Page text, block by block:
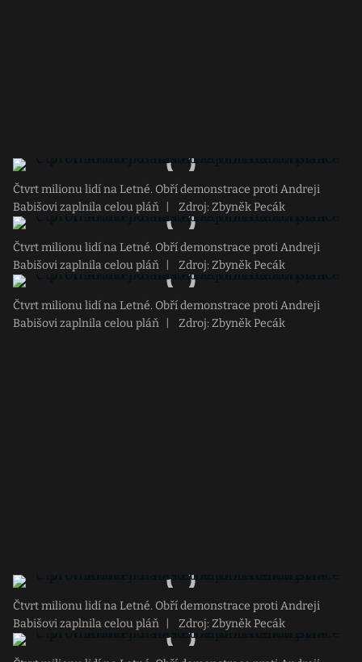
Čtvrt milionu lidí na Letné. Obří demonstrace proti Andreji
Babišovi zaplnila celou pláň
Zdroj: Zbyněk Pecák
Čtvrt milionu lidí na Letné. Obří demonstrace proti Andreji
Babišovi zaplnila celou pláň
Zdroj: Zbyněk Pecák
Čtvrt milionu lidí na Letné. Obří demonstrace proti Andreji
Babišovi zaplnila celou pláň
Zdroj: Zbyněk Pecák
Čtvrt milionu lidí na Letné. Obří demonstrace proti Andreji
Babišovi zaplnila celou pláň
Zdroj: Zbyněk Pecák